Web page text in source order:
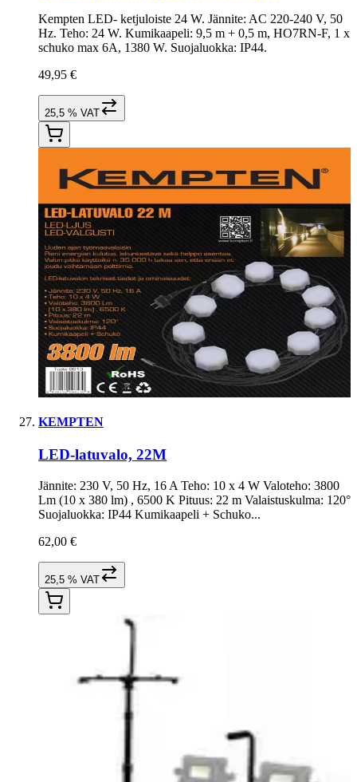
Kempten LED- ketjuloiste 24 W. Jännite: AC 220-240 V, 50
Hz. Teho: 24 W. Kumikaapeli: 9,5 m + 0,5 m, HO7RN-F, 1 x
schuko max 6A, 1380 W. Suojaluokka: IP44.
49,95 €
25,5 % VAT
KEMPTEN
LED-latuvalo, 22M
Jännite: 230 V, 50 Hz, 16 A Teho: 10 x 4 W Valoteho: 3800
Lm (10 x 380 lm) , 6500 K Pituus: 22 m Valaistuskulma: 120°
Suojaluokka: IP44 Kumikaapeli + Schuko...
62,00 €
25,5 % VAT